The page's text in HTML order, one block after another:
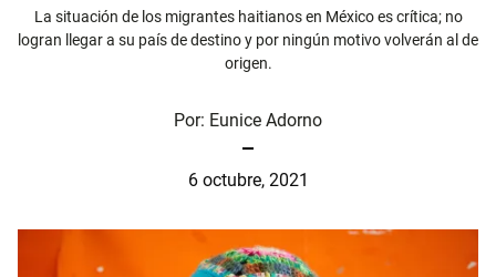
La situación de los migrantes haitianos en México es crítica; no
logran llegar a su país de destino y por ningún motivo volverán al de
origen.
Por: Eunice Adorno
6 octubre, 2021